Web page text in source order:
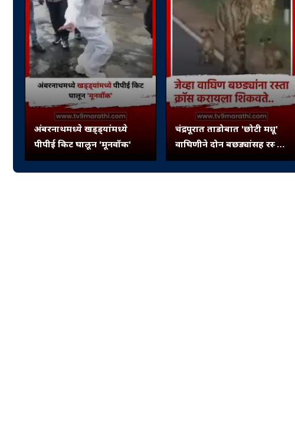
अंबरनाथमध्ये खड्ड्यांमध्ये
पीपीई किट घालून 'मूनवॉक'
चंद्रपूरात ताडोबात 'छोटी मधू'
वाघिणीने दोन बछड्यांसह रस्ता
ओलांडला